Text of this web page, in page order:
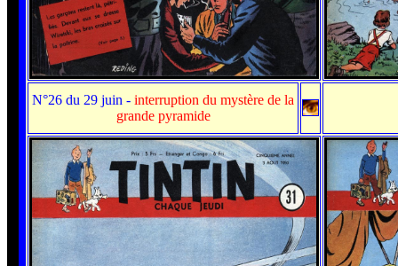
N°26 du 29 juin - interruption du mystère de la
grande pyramide